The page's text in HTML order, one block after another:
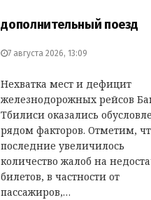
дополнительный поезд
7 августа 2026, 13:09
Нехватка мест и дефицит
железнодорожных рейсов
Тбилиси оказались
рядом факторов. Отметим,
последние увеличилось
количество жалоб на
билетов, в частности от
пассажиров,…